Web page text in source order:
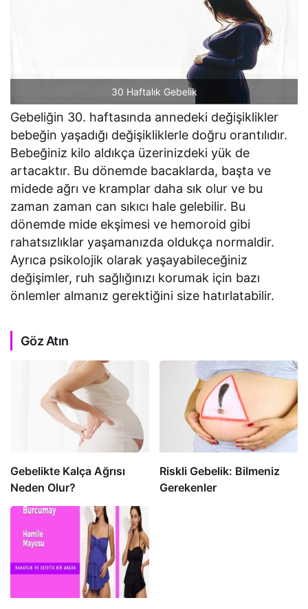
30 Haftalık Gebelik
Gebeliğin 30. haftasında annedeki değişiklikler
bebeğin yaşadığı değişikliklerle doğru orantılıdır.
Bebeğiniz kilo aldıkça üzerinizdeki yük de
artacaktır. Bu dönemde bacaklarda, başta ve
midede ağrı ve kramplar daha sık olur ve bu
zaman zaman can sıkıcı hale gelebilir. Bu
dönemde mide ekşimesi ve hemoroid gibi
rahatsızlıklar yaşamanızda oldukça normaldir.
Ayrıca psikolojik olarak yaşayabileceğiniz
değişimler, ruh sağlığınızı korumak için bazı
önlemler almanız gerektiğini size hatırlatabilir.
Göz Atın
Gebelikte Kalça Ağrısı
Neden Olur?
Riskli Gebelik: Bilmeniz
Gerekenler